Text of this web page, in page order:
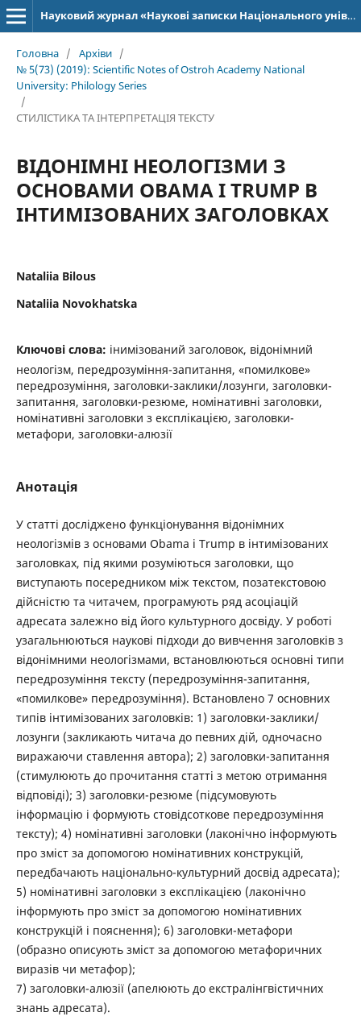
Науковий журнал «Наукові записки Національного університету «Острозька академія»: серія «Філологія»
Головна / Архіви /
№ 5(73) (2019): Scientific Notes of Ostroh Academy National
University: Philology Series
/
СТИЛІСТИКА ТА ІНТЕРПРЕТАЦІЯ ТЕКСТУ
ВІДОНІМНІ НЕОЛОГІЗМИ З
ОСНОВАМИ OBAMA І TRUMP В
ІНТИМІЗОВАНИХ ЗАГОЛОВКАХ
Nataliia Bilous
Nataliia Novokhatska
Ключові слова: інимізований заголовок, відонімний
неологізм, передрозуміння-запитання, «помилкове»
передрозуміння, заголовки-заклики/лозунги, заголовки-
запитання, заголовки-резюме, номінативні заголовки,
номінативні заголовки з експлікацією, заголовки-
метафори, заголовки-алюзії
Анотація
У статті досліджено функціонування відонімних
неологізмів з основами Obama і Trump в інтимізованих
заголовках, під якими розуміються заголовки, що
виступають посередником між текстом, позатекстовою
дійсністю та читачем, програмують ряд асоціацій
адресата залежно від його культурного досвіду. У роботі
узагальнюються наукові підходи до вивчення заголовків з
відонімними неологізмами, встановлюються основні типи
передрозуміння тексту (передрозуміння-запитання,
«помилкове» передрозуміння). Встановлено 7 основних
типів інтимізованих заголовків: 1) заголовки-заклики/
лозунги (закликають читача до певних дій, одночасно
виражаючи ставлення автора); 2) заголовки-запитання
(стимулюють до прочитання статті з метою отримання
відповіді); 3) заголовки-резюме (підсумовують
інформацію і формують стовідсоткове передрозуміння
тексту); 4) номінативні заголовки (лаконічно інформують
про зміст за допомогою номінативних конструкцій,
передбачають національно-культурний досвід адресата);
5) номінативні заголовки з експлікацією (лаконічно
інформують про зміст за допомогою номінативних
конструкцій і пояснення); 6) заголовки-метафори
(образно описують зміст за допомогою метафоричних
виразів чи метафор);
7) заголовки-алюзії (апелюють до екстралінгвістичних
знань адресата).